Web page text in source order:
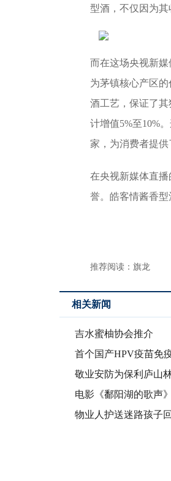
型酒，不仅因为其
而在这场央视新
为茅镇核心产区
酒工艺，保证了
计增值5%至10%
家，为消费者提供
在央视新媒体直
誉。皓客情酱香型
推荐阅读： 旗龙
相关新闻
吉水蜜柚协会推介
首个国产HPV疫苗免
敬业安防为保利庐山
电影《鄱阳湖的歌声
举行
物业人护送迷路孩子